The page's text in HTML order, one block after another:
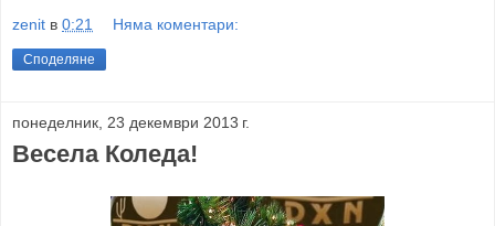
zenit в 0:21 Няма коментари:
Споделяне
понеделник, 23 декември 2013 г.
Весела Коледа!